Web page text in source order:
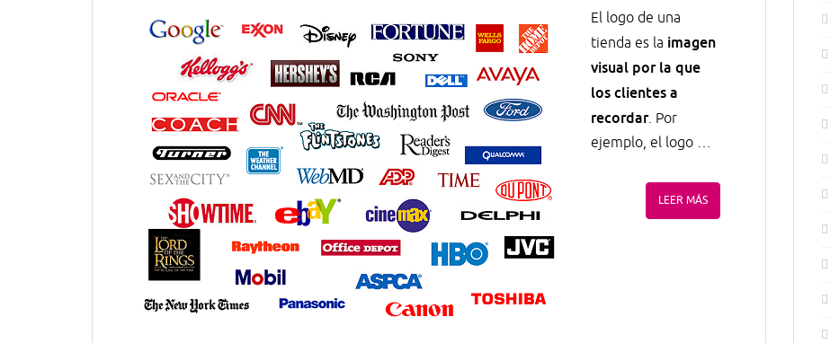
El logo de una
tienda es la imagen
visual por la que
los clientes a
recordar. Por
ejemplo, el logo …
LEER MÁS